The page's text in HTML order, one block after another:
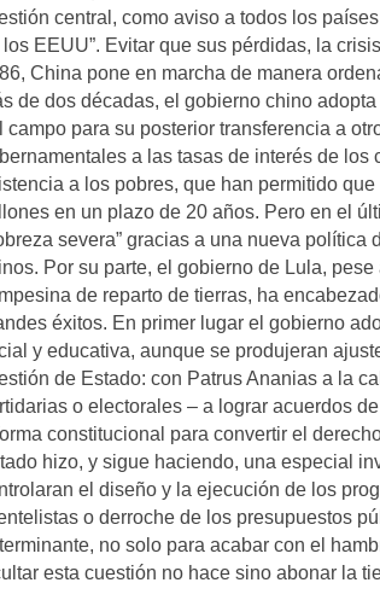
central, como aviso a todos los
los EEUU”. Evitar que sus pérdidas, la
China pone en marcha de manera
de dos décadas, el gobierno chino
campo para su posterior transferencia a
a las tasas de interés de
a los pobres, que han permitido
en un plazo de 20 años. Pero en el
severa” gracias a una nueva
Por su parte, el gobierno de Lula,
de reparto de tierras, ha
éxitos. En primer lugar el gobierno
y educativa, aunque se produjeran
de Estado: con Patrus Ananias a la
o electorales – a lograr acuerdos
constitucional para convertir el
hizo, y sigue haciendo, una especial
el diseño y la ejecución de los
o derroche de los presupuestos
no solo para acabar con el
esta cuestión no hace sino abonar la